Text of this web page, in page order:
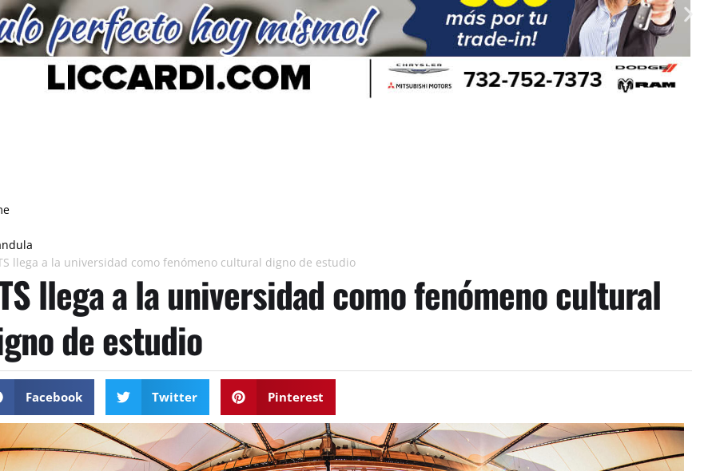
llega a la universidad como fenómeno cultural digno de estudio
llega a la universidad como fenómeno cultural
de estudio
Facebook Twitter Pinterest